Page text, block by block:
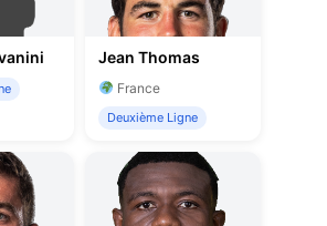
Jean Thomas
France
Deuxième Ligne